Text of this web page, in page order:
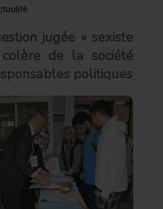
jugée « sexiste
de la société
politiques